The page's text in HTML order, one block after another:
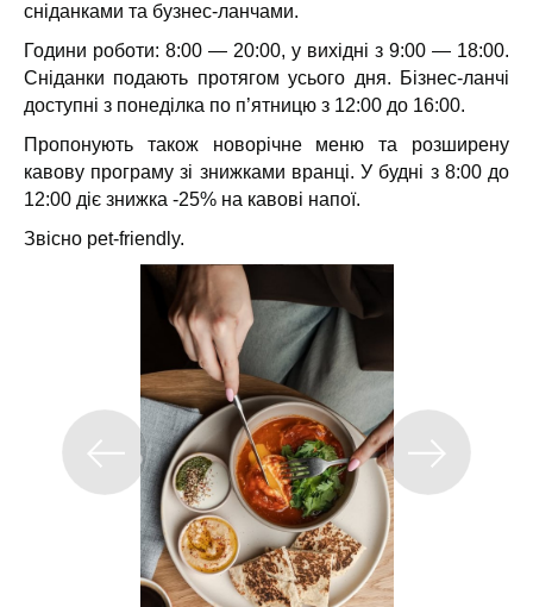
сніданками та бузнес-ланчами.
Години роботи: 8:00 — 20:00, у вихідні з 9:00 — 18:00.
Сніданки подають протягом усього дня. Бізнес-ланчі
доступні з понеділка по п’ятницю з 12:00 до 16:00.
Пропонують також новорічне меню та розширену
кавову програму зі знижками вранці.У будні з 8:00 до
12:00 діє знижка -25% на кавові напої.
Звісно pet-friendly.